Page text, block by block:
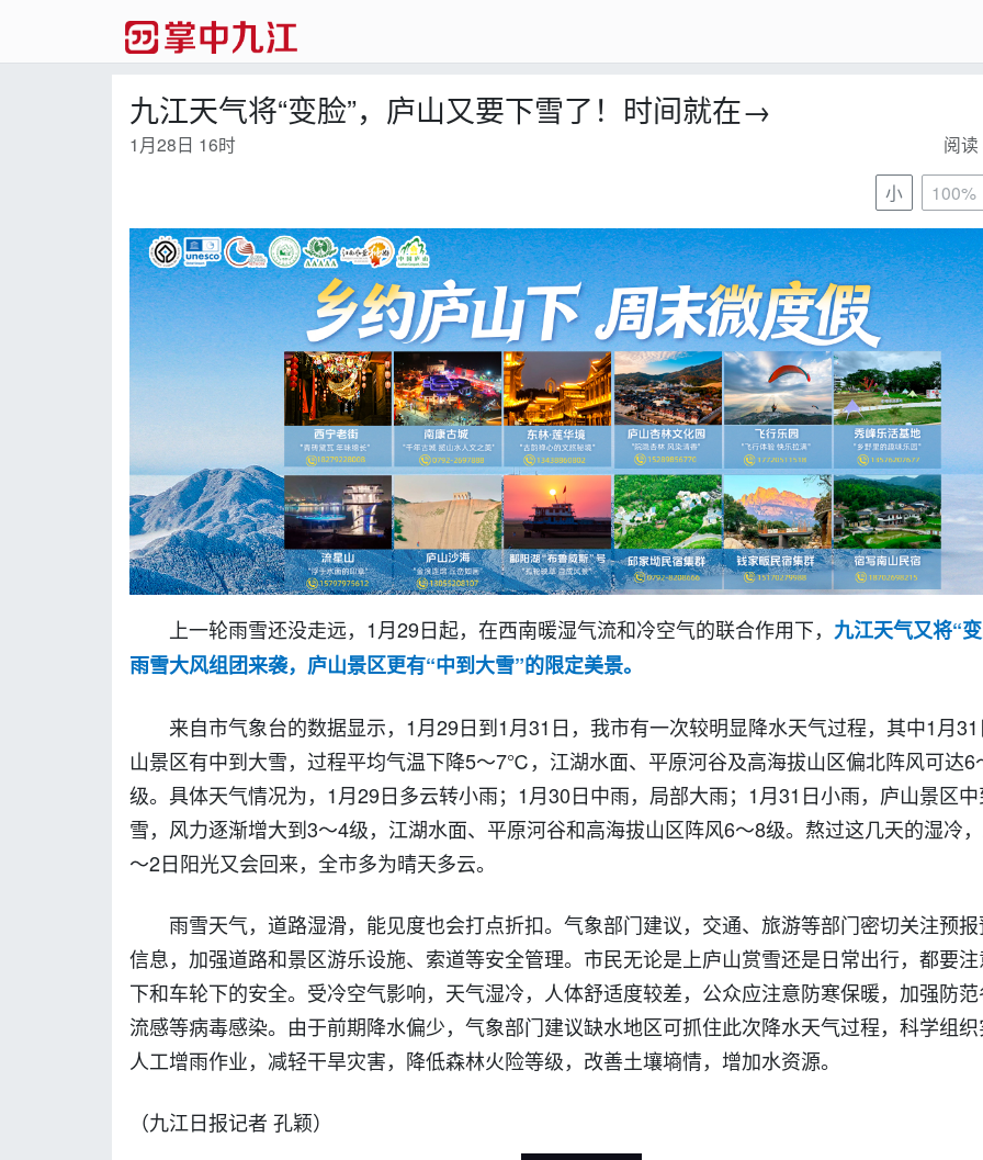
九江天气将“变脸”，庐山又要下雪了！时间就在→
1月28日 16时
阅
小
100%
上一轮雨雪还没走远，1月29日起，在西南暖湿气流和冷空气的联合作用下， 九江天气又将“变
雨雪大风组团来袭，庐山景区更有“中到大雪”的限定美景。
来自市气象台的数据显示，1月29日到1月31日，我市有一次较明显降水天气过程，其中1月
山景区有中到大雪，过程平均气温下降5～7℃，江湖水面、平原河谷及高海拔山区偏北阵风可达6
级。具体天气情况为，1月29日多云转小雨；1月30日中雨，局部大雨；1月31日小雨，庐山景区
雪，风力逐渐增大到3～4级，江湖水面、平原河谷和高海拔山区阵风6～8级。熬过这几天的湿冷
～2日阳光又会回来，全市多为晴天多云。
雨雪天气，道路湿滑，能见度也会打点折扣。气象部门建议，交通、旅游等部门密切关注预
信息，加强道路和景区游乐设施、索道等安全管理。市民无论是上庐山赏雪还是日常出行，都要
下和车轮下的安全。受冷空气影响，天气湿冷，人体舒适度较差，公众应注意防寒保暖，加强防
流感等病毒感染。由于前期降水偏少，气象部门建议缺水地区可抓住此次降水天气过程，科学组
人工增雨作业，减轻干旱灾害，降低森林火险等级，改善土壤墒情，增加水资源。
（九江日报记者 孔颖）